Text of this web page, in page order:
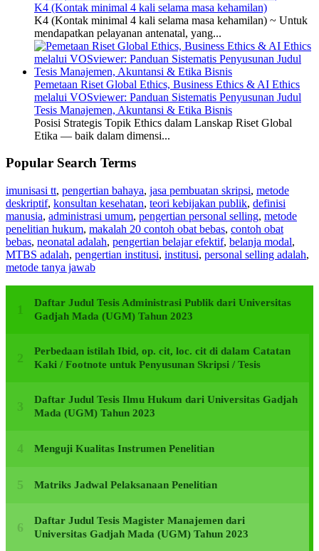
K4 (Kontak minimal 4 kali selama masa kehamilan)
K4 (Kontak minimal 4 kali selama masa kehamilan) ~ Untuk
mendapatkan pelayanan antenatal, yang...
Pemetaan Riset Global Ethics, Business Ethics & AI Ethics
melalui VOSviewer: Panduan Sistematis Penyusunan Judul
Tesis Manajemen, Akuntansi & Etika Bisnis
Posisi Strategis Topik Ethics dalam Lanskap Riset Global
Etika — baik dalam dimensi...
Popular Search Terms
imunisasi tt, pengertian bahaya, jasa pembuatan skripsi, metode
deskriptif, konsultan kesehatan, teori kebijakan publik, definisi
manusia, administrasi umum, pengertian personal selling, metode
penelitian hukum, makalah 20 contoh obat bebas, contoh obat
bebas, neonatal adalah, pengertian belajar efektif, belanja modal,
MTBS adalah, pengertian institusi, institusi, personal selling adalah,
metode tanya jawab
Daftar Judul Tesis Administrasi Publik dari Universitas
Gadjah Mada (UGM) Tahun 2023
Perbedaan istilah Ibid, op. cit, loc. cit di dalam Catatan
Kaki / Footnote untuk Penyusunan Skripsi / Tesis
Daftar Judul Tesis Ilmu Hukum dari Universitas Gadjah
Mada (UGM) Tahun 2023
Menguji Kualitas Instrumen Penelitian
Matriks Jadwal Pelaksanaan Penelitian
Daftar Judul Tesis Magister Manajemen dari
Universitas Gadjah Mada (UGM) Tahun 2023